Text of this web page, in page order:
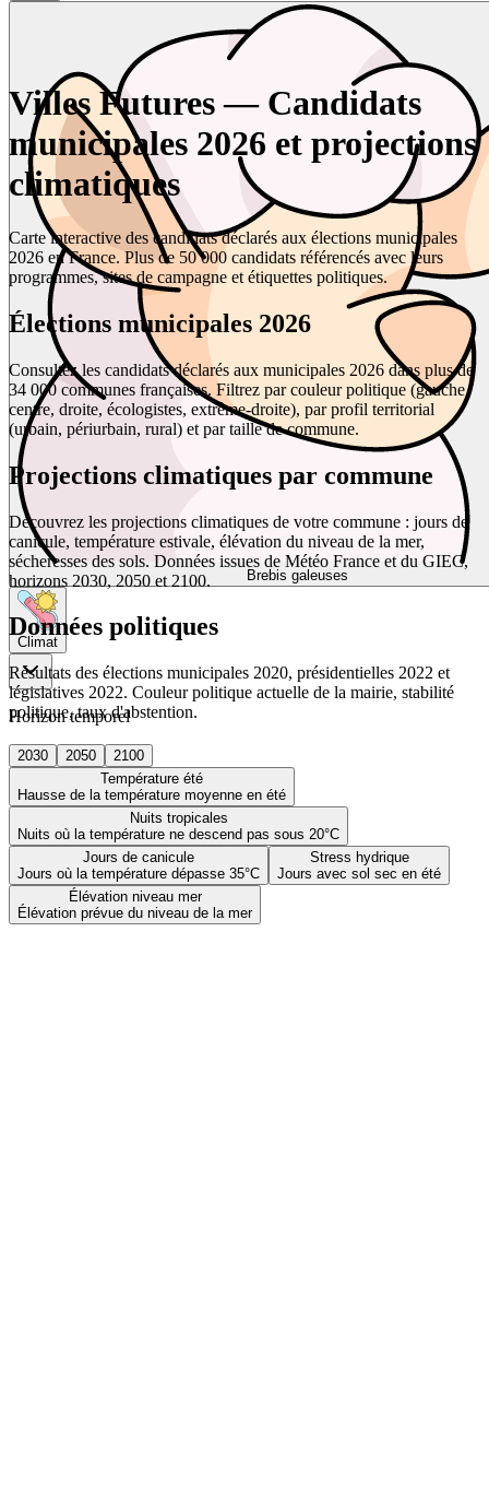
Brebis galeuses
Climat
Horizon temporel
2030 2050
2100
Température été
Hausse de la température moyenne en été
Nuits tropicales
Nuits où la température ne descend pas sous 20°C
Jours de canicule
Jours où la température dépasse 35°C
Stress hydrique
Jours avec sol sec en été
Élévation niveau mer
Élévation prévue du niveau de la mer
Villes Futures — Candidats
municipales 2026 et projections
climatiques
Carte interactive des candidats déclarés aux élections municipales
2026 en France. Plus de 50 000 candidats référencés avec leurs
programmes, sites de campagne et étiquettes politiques.
Élections municipales 2026
Consultez les candidats déclarés aux municipales 2026 dans plus de
34 000 communes françaises. Filtrez par couleur politique (gauche,
centre, droite, écologistes, extrême-droite), par profil territorial
(urbain, périurbain, rural) et par taille de commune.
Projections climatiques par commune
Découvrez les projections climatiques de votre commune : jours de
canicule, température estivale, élévation du niveau de la mer,
sécheresses des sols. Données issues de Météo France et du GIEC,
horizons 2030, 2050 et 2100.
Données politiques
Résultats des élections municipales 2020, présidentielles 2022 et
législatives 2022. Couleur politique actuelle de la mairie, stabilité
politique, taux d'abstention.